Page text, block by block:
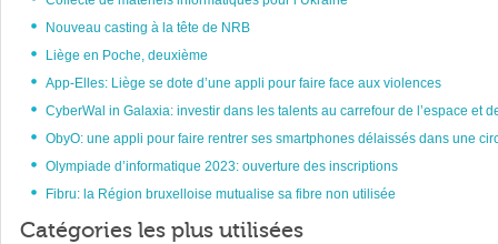
Nouveau casting à la tête de NRB
Liège en Poche, deuxième
App-Elles: Liège se dote d’une appli pour faire face aux violences
CyberWal in Galaxia: investir dans les talents au carrefour de l’espace et
ObyO: une appli pour faire rentrer ses smartphones délaissés dans une
Olympiade d’informatique 2023: ouverture des inscriptions
Fibru: la Région bruxelloise mutualise sa fibre non utilisée
Catégories les plus utilisées